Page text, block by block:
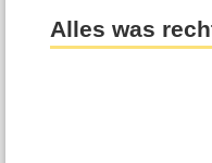
Alles was